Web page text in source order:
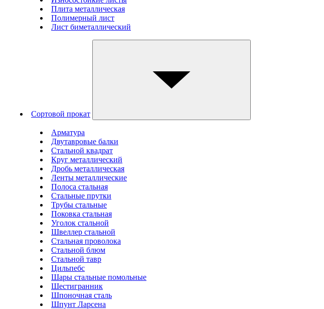
Плита металлическая
Полимерный лист
Лист биметаллический
Сортовой прокат
Арматура
Двутавровые балки
Стальной квадрат
Круг металлический
Дробь металлическая
Ленты металлические
Полоса стальная
Стальные прутки
Трубы стальные
Поковка стальная
Уголок стальной
Швеллер стальной
Стальная проволока
Стальной блюм
Стальной тавр
Цильпебс
Шары стальные помольные
Шестигранник
Шпоночная сталь
Шпунт Ларсена